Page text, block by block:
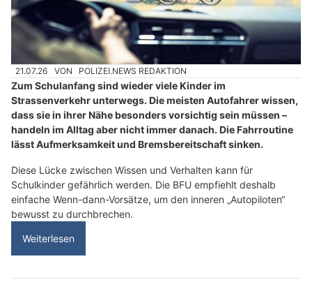
21.07.26 VON POLIZEI.NEWS REDAKTION
Zum Schulanfang sind wieder viele Kinder im
Strassenverkehr unterwegs. Die meisten Autofahrer wissen,
dass sie in ihrer Nähe besonders vorsichtig sein müssen –
handeln im Alltag aber nicht immer danach. Die Fahrroutine
lässt Aufmerksamkeit und Bremsbereitschaft sinken.
Diese Lücke zwischen Wissen und Verhalten kann für
Schulkinder gefährlich werden. Die BFU empfiehlt deshalb
einfache Wenn-dann-Vorsätze, um den inneren „Autopiloten“
bewusst zu durchbrechen.
Weiterlesen